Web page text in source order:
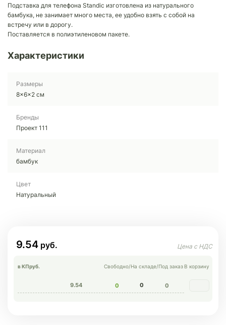
Подставка для телефона Standic изготовлена из натурального
бамбука, не занимает много места, ее удобно взять с собой на
встречу или в дорогу.
Поставляется в полиэтиленовом пакете.
Характеристики
Размеры
8x6x2 см
Бренды
Проект 111
Материал
бамбук
Цвет
Натуральный
9.54
в КПруб. Свободно/На складе/Под заказ В корзину
9.54 0 0 0